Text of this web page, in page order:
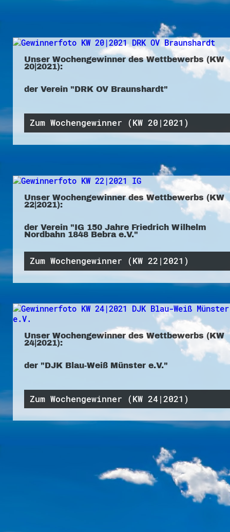
Unser Wochengewinner des Wettbewerbs (KW
20|2021):
der Verein "DRK OV Braunshardt"
Zum Wochengewinner (KW 20|2021)
Unser Wochengewinner des Wettbewerbs (KW
22|2021):
der Verein "IG 150 Jahre Friedrich Wilhelm
Nordbahn 1848 Bebra e.V."
Zum Wochengewinner (KW 22|2021)
Unser Wochengewinner des Wettbewerbs (KW
24|2021):
der "DJK Blau-Weiß Münster e.V."
Zum Wochengewinner (KW 24|2021)